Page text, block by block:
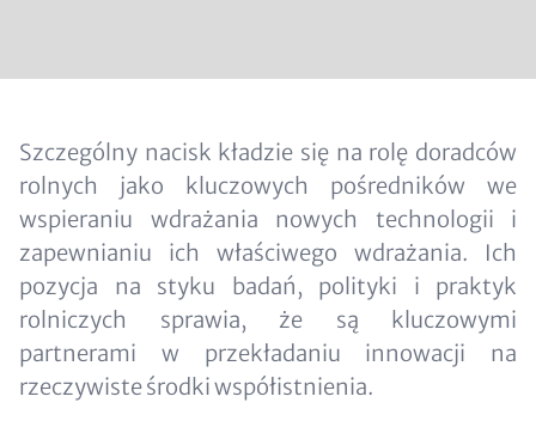
Content
Szczególny nacisk kładzie się na rolę doradców
rolnych jako kluczowych pośredników we
wspieraniu wdrażania nowych technologii i
zapewnianiu ich właściwego wdrażania. Ich
pozycja na styku badań, polityki i praktyk
rolniczych sprawia, że są kluczowymi
partnerami w przekładaniu innowacji na
rzeczywiste środki współistnienia.